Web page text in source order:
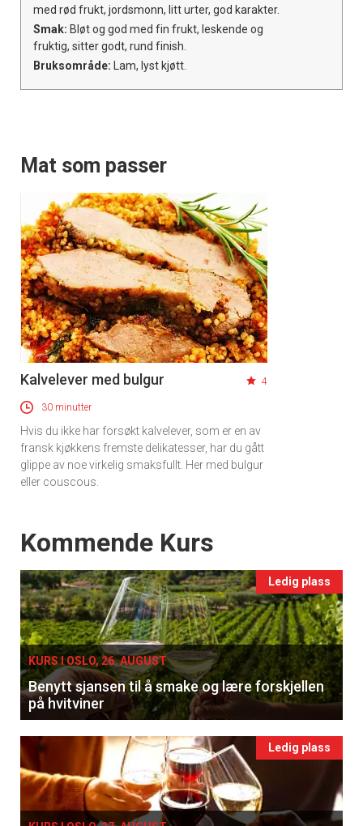
med rød frukt, jordsmonn, litt urter, god karakter.
Smak: Bløt og god med fin frukt, leskende og
fruktig, sitter godt, rund finish.
Bruksområde: Lam, lyst kjøtt.
Mat som passer
Kalvelever med bulgur 4
30 minutter
Hvis du ikke har forsøkt kalvelever, som er en av
fransk kjøkkens fremste delikatesser, har du gått
glippe av noe virkelig smaksfullt. Her med bulgur
eller couscous.
Events
Kommende Kurs
Ledig plass
KURS I OSLO, 26. AUGUST
Benytt sjansen til å smake og lære forskjellen
på hvitviner
Ledig plass